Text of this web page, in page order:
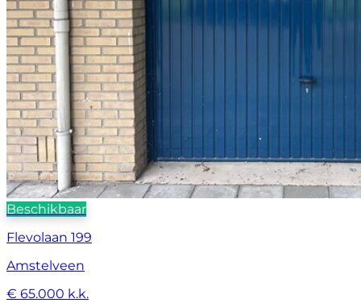
Beschikbaar
Flevolaan 199
Amstelveen
€ 65.000 k.k.